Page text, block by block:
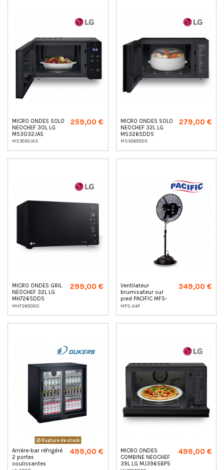
MICRO ONDES SOLO
NEOCHEF 30L LG
MS3032JAS
MS3032JAS
259,00 €
MICRO ONDES SOLO
NEOCHEF 32L LG
MS3265DDS
MS3265DDS
279,00 €
MICRO ONDES GRIL
NEOCHEF 32L LG
MH7265DDS
MH7265DDS
299,00 €
Ventilateur
brumisateur sur
pied PACIFIC MFS-
24P
MFS-24P
349,00 €
Rupture de stock
Arrière-bar réfrigéré
2 portes
coulissantes
499,00 €
MICRO ONDES
COMBINE NEOCHEF
39L LG MJ3965BPS
499,00 €